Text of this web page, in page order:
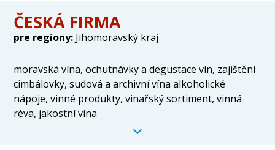
ČESKÁ FIRMA
pre regiony: Jihomoravský kraj
moravská vína, ochutnávky a degustace vín, zajištění
cimbálovky, sudová a archivní vína alkoholické
nápoje, vinné produkty, vinařský sortiment, vinná
réva, jakostní vína